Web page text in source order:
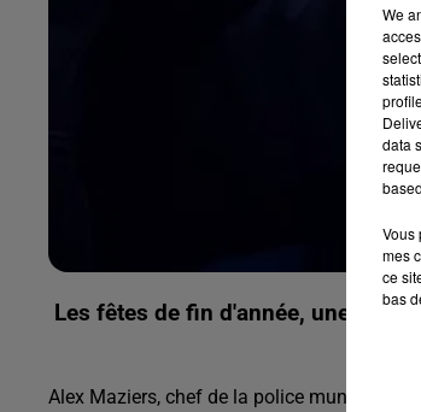
Les fêtes de fin d'année, une
Alex Maziers, chef de la police municipale
We
data
Vous
mes
ce
bas